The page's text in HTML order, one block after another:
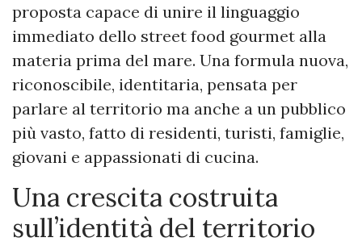
proposta capace di unire il linguaggio
immediato dello street food gourmet alla
materia prima del mare. Una formula nuova,
riconoscibile, identitaria, pensata per
parlare al territorio ma anche a un pubblico
più vasto, fatto di residenti, turisti, famiglie,
giovani e appassionati di cucina.
Una crescita costruita
sull’identità del territorio